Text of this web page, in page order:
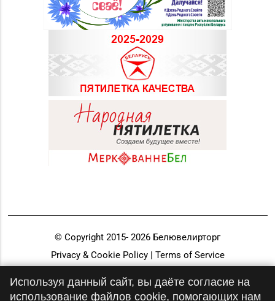
© Copyright 2015- 2026 Белювелирторг
Privacy & Cookie Policy | Terms of Service
Используя данный сайт, вы даёте согласие на
использование файлов cookie, помогающих нам